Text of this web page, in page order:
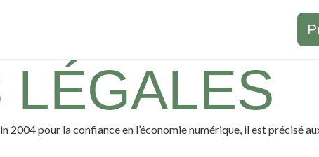
LÉGALES
pour la confiance en l’économie numérique, il est précisé